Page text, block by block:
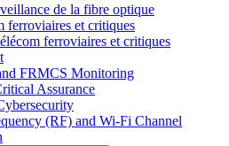
de la fibre optique
ferroviaires et critiques
ferroviaires et critiques
FRMCS Monitoring
Assurance
(RF) and Wi-Fi Channel